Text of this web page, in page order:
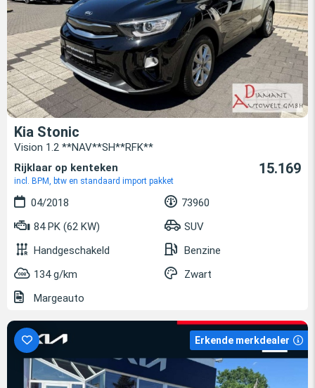
Kia Stonic
Vision 1.2 **NAV**SH**RFK**
Rijklaar op kenteken
incl. BPM, btw en standaard import pakket
15.169
04/2018
73960
84 PK (62 KW)
SUV
Handgeschakeld
Benzine
134 g/km
Zwart
Margeauto
Erkende merkdealer